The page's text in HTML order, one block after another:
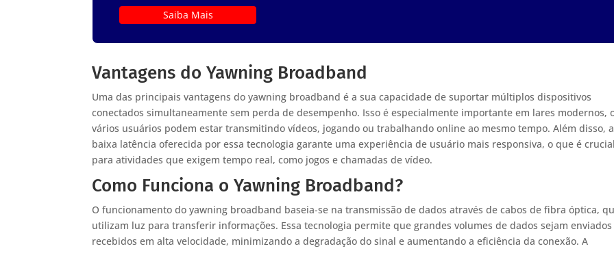
Saiba Mais
Vantagens do Yawning Broadband
Uma das principais vantagens do yawning broadband é a sua capacidade de suportar múltiplos dispositivos
conectados simultaneamente sem perda de desempenho. Isso é especialmente importante em lares modernos,
vários usuários podem estar transmitindo vídeos, jogando ou trabalhando online ao mesmo tempo. Além disso, a
baixa latência oferecida por essa tecnologia garante uma experiência de usuário mais responsiva, o que é crucial
para atividades que exigem tempo real, como jogos e chamadas de vídeo.
Como Funciona o Yawning Broadband?
O funcionamento do yawning broadband baseia-se na transmissão de dados através de cabos de fibra óptica,
utilizam luz para transferir informações. Essa tecnologia permite que grandes volumes de dados sejam enviados
recebidos em alta velocidade, minimizando a degradação do sinal e aumentando a eficiência da conexão. A